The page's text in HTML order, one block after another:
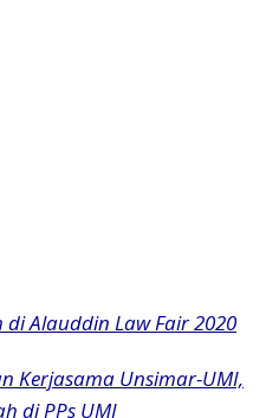
Alauddin Law Fair 2020
Kerjasama Unsimar-UMI,
di PPs UMI